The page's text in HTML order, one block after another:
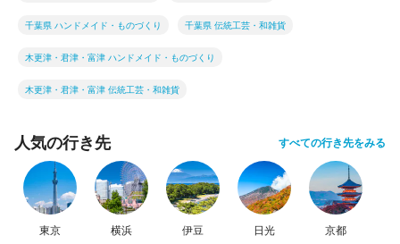
千葉県 ハンドメイド・ものづくり 千葉県 伝統工芸・和雑貨
木更津・君津・富津 ハンドメイド・ものづくり
木更津・君津・富津 伝統工芸・和雑貨
人気の行き先 すべての行き先をみる
東京 横浜 伊豆 日光 京都